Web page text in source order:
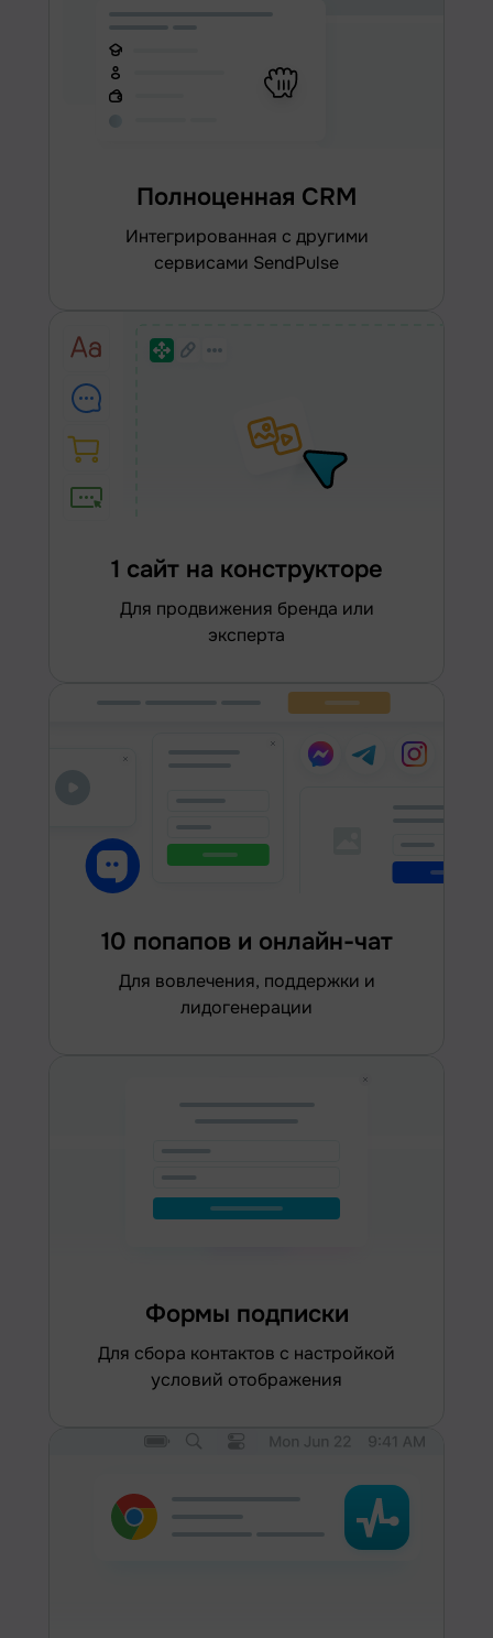
Полноценная CRM
интегрированная с другими
сервисами SendPulse
1 сайт на конструкторе
для продвижения бренда или
эксперта
10 попапов и онлайн-чат
для вовлечения, поддержки и
лидогенерации
Формы подписки
для сбора контактов с настройкой
условий отображения